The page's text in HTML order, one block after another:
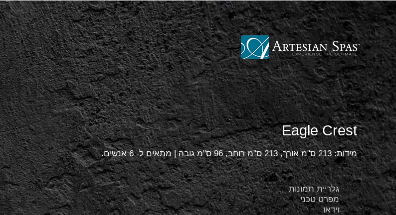
Eagle Crest
מידות: 213 ס"מ אורך, 213 ס"מ רוחב, 96 ס"מ גובה | מתאים ל- 6 אנשים.
גלריית תמונות
מפרט טכני
וידאו